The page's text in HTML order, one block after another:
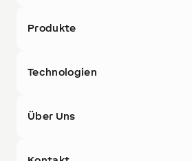
Produkte
Technologien
Über Uns